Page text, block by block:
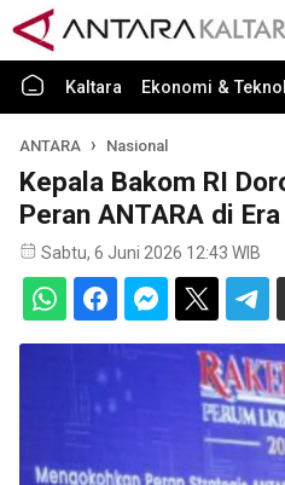
Kaltara Ekonomi &
ANTARA Nasional
Kepala Bakom RI
Peran ANTARA di
Sabtu, 6 Juni 2026 12:43 WIB